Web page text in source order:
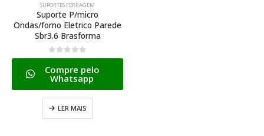
SUPORTES FERRAGEM
Suporte P/micro
Ondas/forno Eletrico Parede
Sbr3.6 Brasforma
0de 5
Compre pelo
Whatsapp
LER MAIS